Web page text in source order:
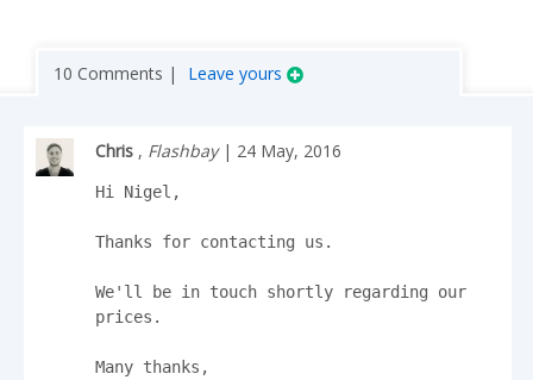
10 Comments | Leave yours
Chris , Flashbay| 24 May, 2016
Hi Nigel,
Thanks for contacting us.
We'll be in touch shortly regarding our
prices.
Many thanks,